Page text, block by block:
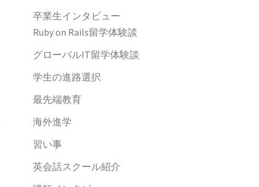
卒業生インタビュー
Ruby on Rails留学体験談
グローバルIT留学体験談
学生の進路選択
最先端教育
海外進学
習い事
英会話スクール紹介